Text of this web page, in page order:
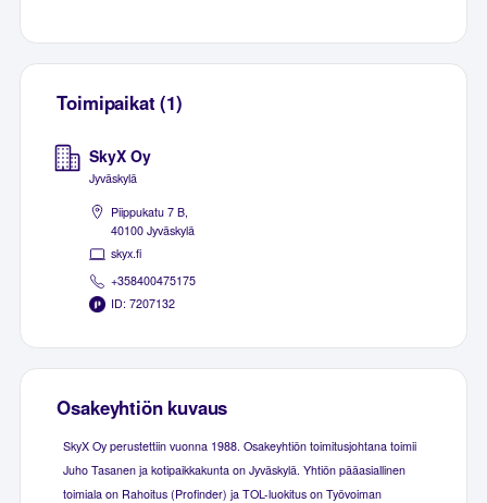
Toimipaikat (1)
SkyX Oy
Jyväskylä
Piippukatu 7 B,
40100 Jyväskylä
skyx.fi
+358400475175
ID: 7207132
Osakeyhtiön kuvaus
SkyX Oy perustettiin vuonna 1988. Osakeyhtiön toimitusjohtana toimii
Juho Tasanen ja kotipaikkakunta on Jyväskylä. Yhtiön pääasiallinen
toimiala on Rahoitus (Profinder) ja TOL-luokitus on Työvoiman